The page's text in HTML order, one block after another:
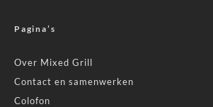
Pagina’s
Over Mixed Grill
Contact en samenwerken
Colofon